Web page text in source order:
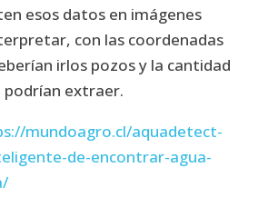
esos datos en imágenes
con las coordenadas
irlos pozos y la cantidad
podrían extraer.
mundoagro.cl/aquadetect-
de-encontrar-agua-